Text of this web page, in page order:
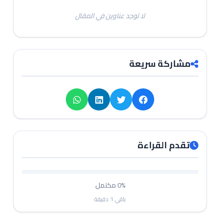
لا توجد عناوين في المقال
مشاركة سريعة
تقدم القراءة
0%مكتمل
باقي 1 دقيقة